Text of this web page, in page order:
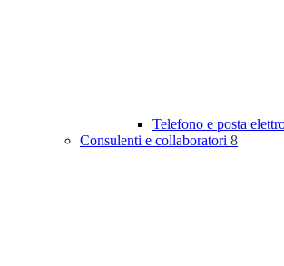
Telefono e posta
Consulenti e collaboratori 8